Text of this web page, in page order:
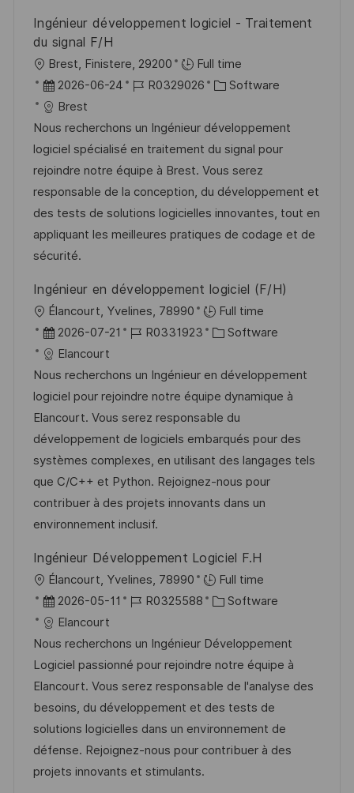
r
f
e
t
l
h
n
g
Ingénieur développement logiciel - Traitement
du signal F/H
O
r
t
Brest, Finistere, 29200
Full time
D
a
t
u
m
d
e
r
V
r
ö
f
f
e
n
t
l
i
c
h
u
n
g
2026-06-24
J
b
-
I
D
R0329026
K
t
e
g
o
r
i
Software
Brest
Nous recherchons un Ingénieur développement
logiciel spécialisé en traitement du signal pour
rejoindre notre équipe à Brest. Vous serez
responsable de la conception, du développement et
des tests de solutions logicielles innovantes, tout en
appliquant les meilleures pratiques de codage et de
sécurité.
Ingénieur en développement logiciel (F/H)
O
r
t
Élancourt, Yvelines, 78990
Full time
D
a
t
u
m
d
e
r
V
e
ö
f
f
e
n
t
l
i
c
h
u
2026-07-21
J
b
-
I
D
R0331923
K
t
e
g
o
r
i
e
Software
Elancourt
Nous recherchons un Ingénieur en développement
logiciel pour rejoindre notre équipe dynamique à
Elancourt. Vous serez responsable du
développement de logiciels embarqués pour des
systèmes complexes, en utilisant des langages tels
que C/C++ et Python. Rejoignez-nous pour
contribuer à des projets innovants dans un
environnement inclusif.
Ingénieur Développement Logiciel F.H
O
r
t
Élancourt, Yvelines, 78990
Full time
D
a
t
u
m
d
e
r
V
2026-05-11
J
b
-
I
D
R0325588
K
t
e
g
o
r
i
Software
Elancourt
Nous recherchons un Ingénieur Développement
Logiciel passionné pour rejoindre notre équipe à
Elancourt. Vous serez responsable de l'analyse des
besoins, du développement et des tests de
solutions logicielles dans un environnement de
défense. Rejoignez-nous pour contribuer à des
projets innovants et stimulants.